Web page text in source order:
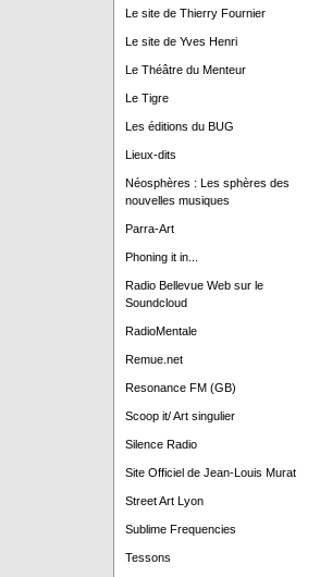
Le site de Thierry Fournier
Le site de Yves Henri
Le Théâtre du Menteur
Le Tigre
Les éditions du BUG
Lieux-dits
Néosphères : Les sphères des
nouvelles musiques
Parra-Art
Phoning it in...
Radio Bellevue Web sur le
Soundcloud
RadioMentale
Remue.net
Resonance FM (GB)
Scoop it/ Art singulier
Silence Radio
Site Officiel de Jean-Louis Murat
Street Art Lyon
Sublime Frequencies
Tessons